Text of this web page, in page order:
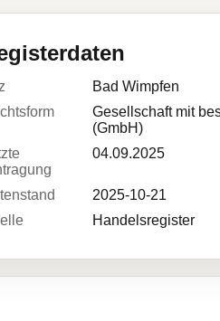
Bad Wimpfen
Gesellschaft mit
(GmbH)
04.09.2025
2025-10-21
Handelsregister